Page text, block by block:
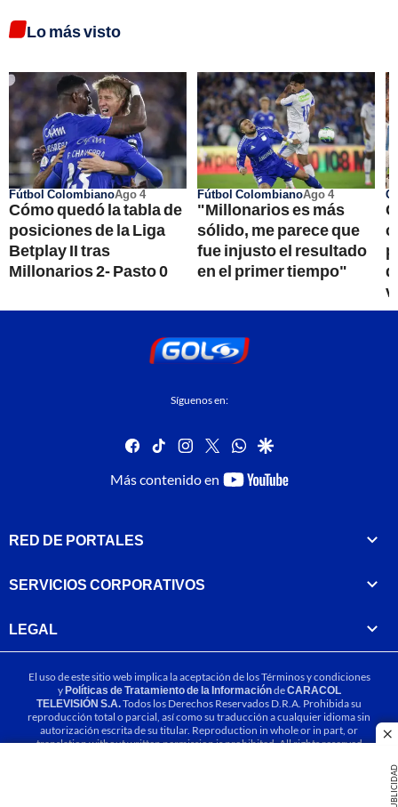
PUBLICIDAD
Lo más visto
Fútbol ColombianoAgo 4
Cómo quedó la tabla de
posiciones de la Liga
Betplay II tras
Millonarios 2- Pasto 0
Fútbol ColombianoAgo 4
"Millonarios es más
sólido, me parece que
fue injusto el resultado
en el primer tiempo"
Síguenos en:
facebook
tiktok instagram
twitterwhatsapp
google
Más contenido en
youtube-
RED DE PORTALES
SERVICIOS CORPORATIVOS
LEGAL
El uso de este sitio web implica la aceptación de losTérminos y condiciones
yPolíticas de Tratamiento de la InformacióndeCARACOL
TELEVISIÓN S.A.Todos los Derechos Reservados D.R.A. Prohibida su
reproducción total o parcial, así como su traducción a cualquier idioma sin
autorización escrita de su titular. Reproduction in whole or in part, or
translation without written permission is prohibited. All rights reserved